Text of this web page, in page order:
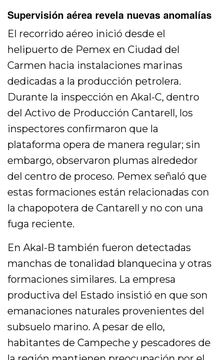
Supervisión aérea revela nuevas anomalías
El recorrido aéreo inició desde el
helipuerto de Pemex en Ciudad del
Carmen hacia instalaciones marinas
dedicadas a la producción petrolera.
Durante la inspección en Akal-C, dentro
del Activo de Producción Cantarell, los
inspectores confirmaron que la
plataforma opera de manera regular; sin
embargo, observaron plumas alrededor
del centro de proceso. Pemex señaló que
estas formaciones están relacionadas con
la chapopotera de Cantarell y no con una
fuga reciente.
En Akal-B también fueron detectadas
manchas de tonalidad blanquecina y otras
formaciones similares. La empresa
productiva del Estado insistió en que son
emanaciones naturales provenientes del
subsuelo marino. A pesar de ello,
habitantes de Campeche y pescadores de